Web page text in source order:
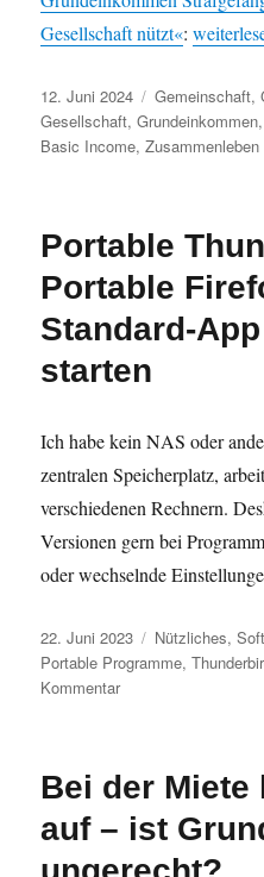
Gesellschaft nützt«:
Veröffentlicht
am
12. Juni 2024 Kategorien
Gemeinschaft,
Gesellschaft,Grundeinkommen
Basic Income,Zusammenleben
Portable
Portable
Standard-
starten
Ich habe kein NAS oder
zentralen Speicherplatz,
verschiedenen Rechnern.
Versionen gern bei
oder wechselnde
Veröffentlicht
am
22. Juni 2023 Kategorien
Nützliches,
Portable Programme,
Kommentarzu
Portable
Firefox
als
Standard-
Bei der Miete
auf – ist